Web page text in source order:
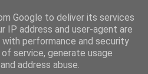
Google to deliver its services
IP address and user-agent are
performance and security
service, generate usage
address abuse.